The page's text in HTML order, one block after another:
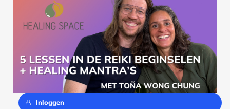
Inloggen